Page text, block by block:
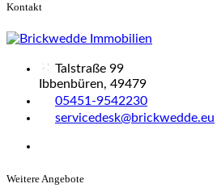
Kontakt
Talstraße 99
Ibbenbüren, 49479
05451-9542230
servicedesk@brickwedde.eu
Weitere Angebote